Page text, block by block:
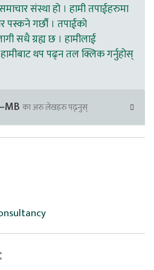
संस्था हो । हामी तपाईहरुमा
पस्कने गर्छौ । तपाईको
सधै ग्रह्य छ । हामीलाई
थप पढ्न तल क्लिक गर्नुहोस्
का अरु लेखहरु पढ्नुस्